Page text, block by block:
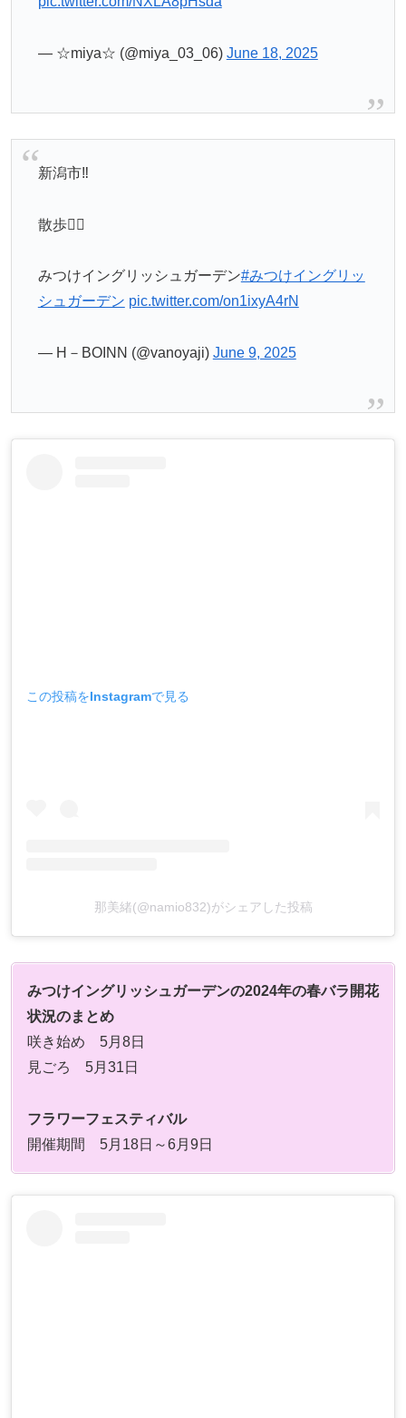
— ☆miya☆ (@miya_03_06) June 18, 2025
新潟市‼️
散歩🚶‍♂️
みつけイングリッシュガーデン#みつけイングリッ
シュガーデン pic.twitter.com/on1ixyA4rN
— H－BOINN (@vanoyaji) June 9, 2025
この投稿をInstagramで見る
那美緒(@namio832)がシェアした投稿
みつけイングリッシュガーデンの2024年の春バラ開花
状況のまとめ
咲き始め 5月8日
見ごろ 5月31日
フラワーフェスティバル
開催期間 5月18日～6月9日